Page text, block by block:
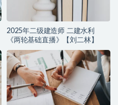
2025年二级建造师 二建水利
《两轮基础直播》【刘二林】